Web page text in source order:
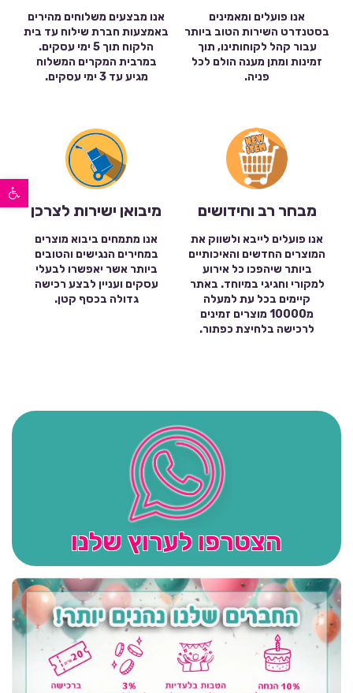
פתח סרגל נגישות
אנו פועלים ומאמינים
בסטנדרט השירות הטוב ביותר
עבור קהל לקוחותינו, תוך
זמינות ומתן מענה הולם לכל
פניה.
אנו מבצעים משלוחים מהירים
באמצעות חברת שילוח עד בית
הלקוח תוך 5 ימי עסקים.
במרבית המקרים המשלוח
מגיע עד 3 ימי עסקים.
מבחר רב וחידושים
אנו פועלים לייבא ולשווק את
המוצרים החדשים והאיכותיים
ביותר שיהפכו כל אירוע
למקורי וחגיגי במיוחד. באתר
קיימים בכל עת למעלה
מ10000 מוצרים זמינים
לרכישה בלחיצת כפתור.
מיבואן ישירות לצרכן
אנו מתמחים ביבוא מוצרים
במחירים הנגישים והטובים
ביותר אשר יאפשרו לבעלי
עסקים ועניין לבצע רכישה
גדולה בכסף קטן.
הצטרפו לערוץ שלנו